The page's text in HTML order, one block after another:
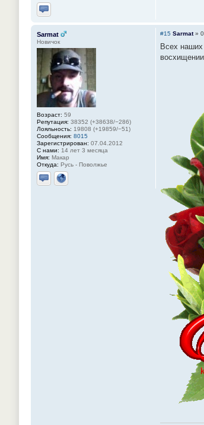
Отправить личное сообщение
Sarmat
Новичок
Возраст: 59
Репутация: 38352 (+38638/−286)
Лояльность: 19808 (+19859/−51)
Сообщения: 8015
Зарегистрирован: 07.04.2012
С нами: 14 лет 3 месяца
Имя: Макар
Откуда: Русь - Поволжье
Отправить личное сообщение
Сайт
#15 Sarmat»
Всех